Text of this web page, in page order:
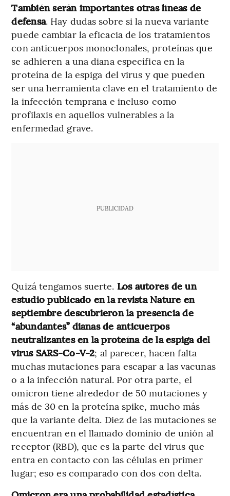
También serán importantes otras líneas de
defensa. Hay dudas sobre si la nueva variante
puede cambiar la eficacia de los tratamientos
con anticuerpos monoclonales, proteínas que
se adhieren a una diana específica en la
proteína de la espiga del virus y que pueden
ser una herramienta clave en el tratamiento de
la infección temprana e incluso como
profilaxis en aquellos vulnerables a la
enfermedad grave.
PUBLICIDAD
Quizá tengamos suerte. Los autores de un
estudio publicado en la revista Nature en
septiembre descubrieron la presencia de
“abundantes” dianas de anticuerpos
neutralizantes en la proteína de la espiga del
virus SARS-Co-V-2; al parecer, hacen falta
muchas mutaciones para escapar a las vacunas
o a la infección natural. Por otra parte, el
omicron tiene alrededor de 50 mutaciones y
más de 30 en la proteína spike, mucho más
que la variante delta. Diez de las mutaciones se
encuentran en el llamado dominio de unión al
receptor (RBD), que es la parte del virus que
entra en contacto con las células en primer
lugar; eso es comparado con dos con delta.